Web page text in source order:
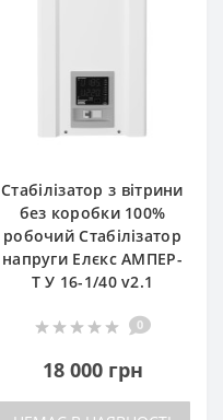
Стабілізатор з вітрини
без коробки 100%
робочий Стабілізатор
напруги Елєкс АМПЕР-
Т У 16-1/40 v2.1
0
18 000 грн